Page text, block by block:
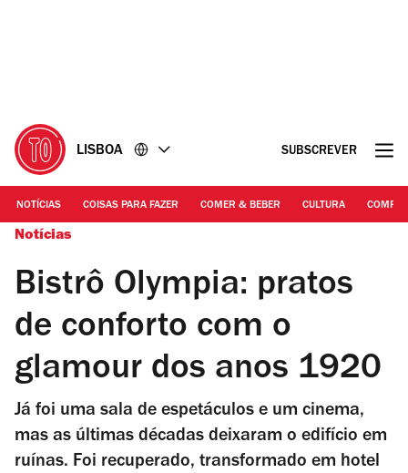
LISBOA SUBSCREVER
NOTÍCIAS COISAS PARA FAZER COMER & BEBER CULTURA
Notícias
Bistrô Olympia: pratos
de conforto com o
glamour dos anos 1920
Já foi uma sala de espetáculos e um cinema,
mas as últimas décadas deixaram o edifício em
ruínas. Foi recuperado, transformado em hotel